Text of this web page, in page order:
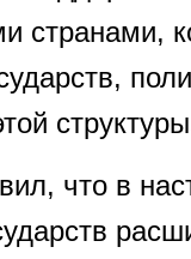
странами,
что в